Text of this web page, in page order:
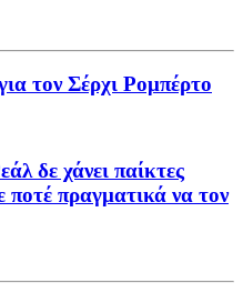
τον Σέρχι Ρομπέρτο
δε χάνει παίκτες
ποτέ πραγματικά να τον